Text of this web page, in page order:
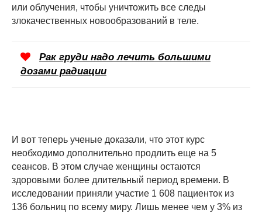
или облучения, чтобы уничтожить все следы
злокачественных новообразований в теле.
Рак груди надо лечить большими
дозами радиации
И вот теперь ученые доказали, что этот курс
необходимо дополнительно продлить еще на 5
сеансов. В этом случае женщины остаются
здоровыми более длительный период времени. В
исследовании приняли участие 1 608 пациенток из
136 больниц по всему миру. Лишь менее чем у 3% из